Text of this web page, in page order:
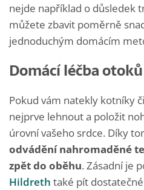
nejde například o důsledek
můžete zbavit poměrně
jednoduchým domácím
Domácí léčba
Pokud vám natekly kotníky
nejprve lehnout a položit
úrovní vašeho srdce. Díky
odvádění nahromaděné
zpět do oběhu. Zásadní je
Hildreth také pít